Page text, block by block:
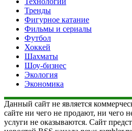
Тренды
Фигурное катание
Фильмы и сериалы
Футбол
Хоккей
Шахматы
Шоу-бизнес
Экология
Экономика
Данный сайт не является
сайте ни чего не продают, ни чего
услуги не оказываются. Сайт